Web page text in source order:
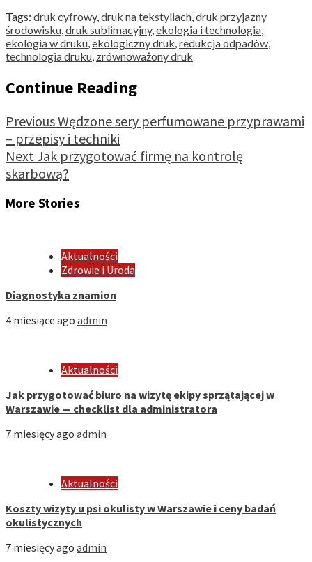
Tags: druk cyfrowy,druk na tekstyliach,druk przyjazny
środowisku,druk sublimacyjny,ekologia i technologia,
ekologia w druku,ekologiczny druk,redukcja odpadów,
technologia druku, zrównoważony druk
Continue Reading
PreviousWędzone sery perfumowane przyprawami
– przepisy i techniki
Next Jak przygotować firmę na kontrolę
skarbową?
More Stories
Aktualności
Zdrowie i Uroda
Diagnostyka znamion
4 miesiące ago admin
Aktualności
Jak przygotować biuro na wizytę ekipy sprzątającej w
Warszawie — checklist dla administratora
7 miesięcy ago admin
Aktualności
Koszty wizyty u psi okulisty w Warszawie i ceny badań
okulistycznych
7 miesięcy ago admin